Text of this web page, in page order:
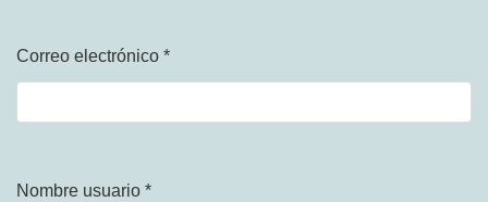
Correo electrónico *
Obligatorio
Nombre usuario *